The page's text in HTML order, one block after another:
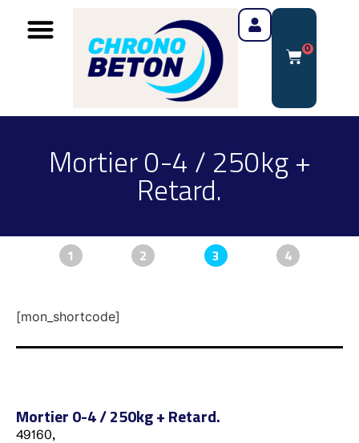
0
Mortier 0-4 / 250kg +
Retard.
1 2 3 4
[mon_shortcode]
Mortier 0-4 / 250kg + Retard.
49160,